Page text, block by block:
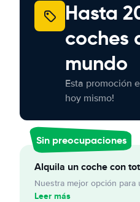
Hasta
coches
mundo
Esta promoción
hoy mismo!
Sin preocupaciones
Alquila un coche con
Nuestra mejor opción para
Leer más